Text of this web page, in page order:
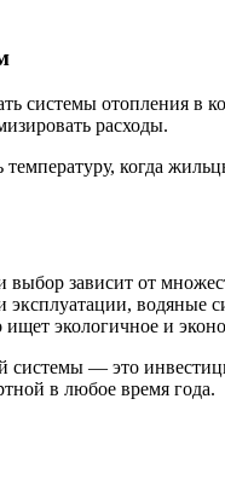
системы отопления
расходы.
когда
зависит от
эксплуатации,
ищет экологичное и
— это
в любое время года.